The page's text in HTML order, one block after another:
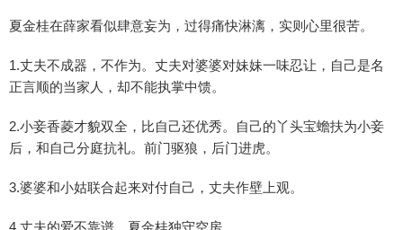
夏金桂在薛家看似肆意妄为，过得痛快淋漓，实则心里很苦。
1.丈夫不成器，不作为。丈夫对婆婆对妹妹一味忍让，自己是名
正言顺的当家人，却不能执掌中馈。
2.小妾香菱才貌双全，比自己还优秀。自己的丫头宝蟾扶为小妾
后，和自己分庭抗礼。前门驱狼，后门进虎。
3.婆婆和小姑联合起来对付自己，丈夫作壁上观。
4.丈夫的爱不靠谱，夏金桂独守空房。